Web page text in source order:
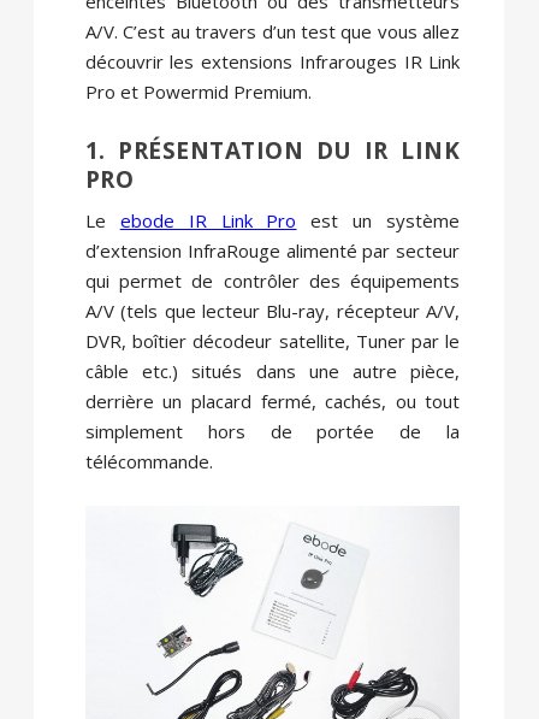
A/V. C’est au travers d’un test que vous allez
découvrir les extensions Infrarouges IR Link
Pro et Powermid Premium.
1. PRÉSENTATION DU IR LINK
PRO
Le ebode IR Link Pro est un système
d’extension InfraRouge alimenté par secteur
qui permet de contrôler des équipements
A/V (tels que lecteur Blu-ray, récepteur A/V,
DVR, boîtier décodeur satellite, Tuner par le
câble etc.) situés dans une autre pièce,
derrière un placard fermé, cachés, ou tout
simplement hors de portée de la
télécommande.